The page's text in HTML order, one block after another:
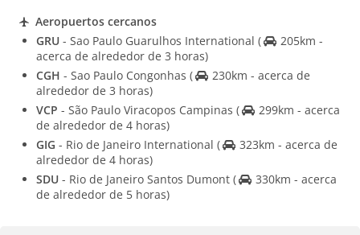
Aeropuertos cercanos
GRU - Sao Paulo Guarulhos International (
205km -
acerca de alrededor de 3 horas)
CGH - Sao Paulo Congonhas (
230km - acerca de
alrededor de 3 horas)
VCP - São Paulo Viracopos Campinas (
299km - acerca
de alrededor de 4 horas)
GIG - Rio de Janeiro International (
323km - acerca de
alrededor de 4 horas)
SDU - Rio de Janeiro Santos Dumont (
330km - acerca
de alrededor de 5 horas)